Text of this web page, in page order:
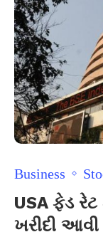
Business
USA ફેડ
ખરીદી આવી